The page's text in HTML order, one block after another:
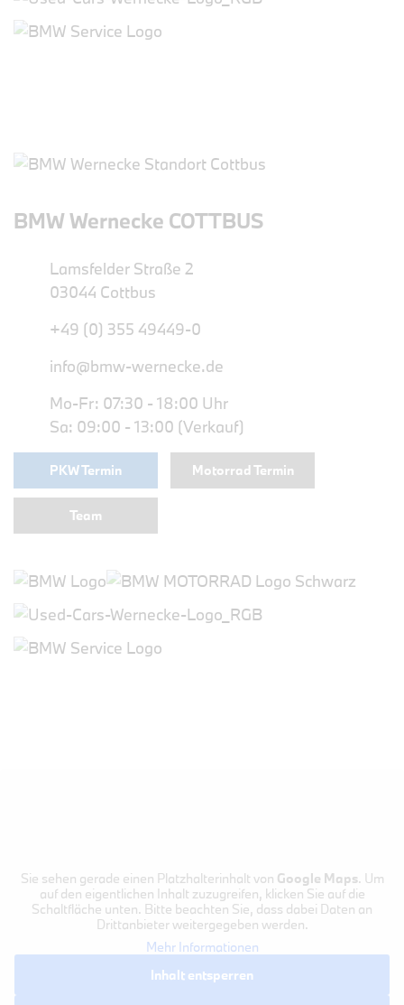
BMW Wernecke COTTBUS
Lamsfelder Straße 2
03044 Cottbus
+49 (0) 355 49449-0
info@bmw-wernecke.de
Mo-Fr: 07:30 - 18:00 Uhr
Sa: 09:00 - 13:00 (Verkauf)
PKW Termin Motorrad Termin
Team
Sie sehen gerade einen Platzhalterinhalt von Google Maps. Um
auf den eigentlichen Inhalt zuzugreifen, klicken Sie auf die
Schaltfläche unten. Bitte beachten Sie, dass dabei Daten an
Drittanbieter weitergegeben werden.
Mehr Informationen
Inhalt entsperren